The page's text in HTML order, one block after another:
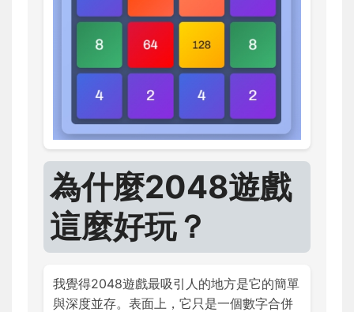
為什麼2048遊戲
這麼好玩？
我覺得2048遊戲最吸引人的地方是它的簡單
與深度並存。表面上，它只是一個數字合併